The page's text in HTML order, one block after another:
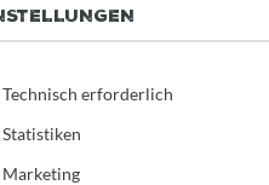
Sie die Freude, perfekte
Kundenservice – damit Sie
Knetmaschine in Ihre Küche zu
Technisch erforderlich
Statistiken
Marketing